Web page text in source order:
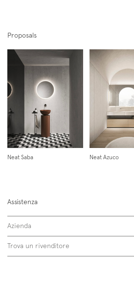
Newsletter
Instagram
Proposals
Neat Saba Neat Azuco
Assistenza
Azienda
Trova un rivenditore